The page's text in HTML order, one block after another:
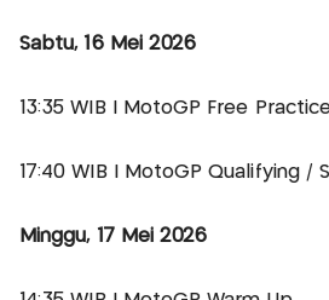
Sabtu, 16 Mei 2026
13:35 WIB | MotoGP Free
17:40 WIB | MotoGP Qualifying /
Minggu, 17 Mei 2026